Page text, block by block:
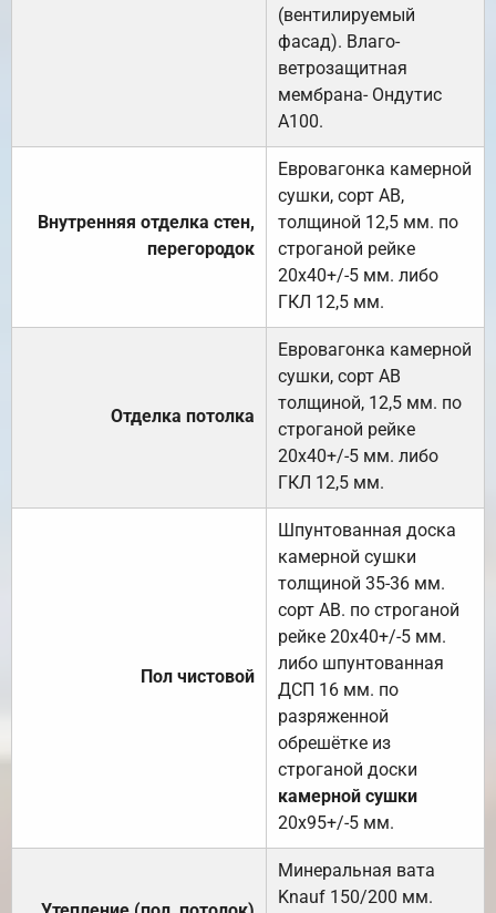
(вентилируемый
фасад). Влаго-
ветрозащитная
мембрана- Ондутис
А100.
Внутренняя отделка стен,
перегородок
Евровагонка камерной
сушки, сорт АВ,
толщиной 12,5 мм. по
строганой рейке
20х40+/-5 мм. либо
ГКЛ 12,5 мм.
Отделка потолка
Евровагонка камерной
сушки, сорт АВ
толщиной, 12,5 мм. по
строганой рейке
20х40+/-5 мм. либо
ГКЛ 12,5 мм.
Пол чистовой
Шпунтованная доска
камерной сушки
толщиной 35-36 мм.
сорт АВ. по строганой
рейке 20х40+/-5 мм.
либо шпунтованная
ДСП 16 мм. по
разряженной
обрешётке из
строганой доски
камерной сушки
20х95+/-5 мм.
Минеральная вата
Knauf 150/200 мм.